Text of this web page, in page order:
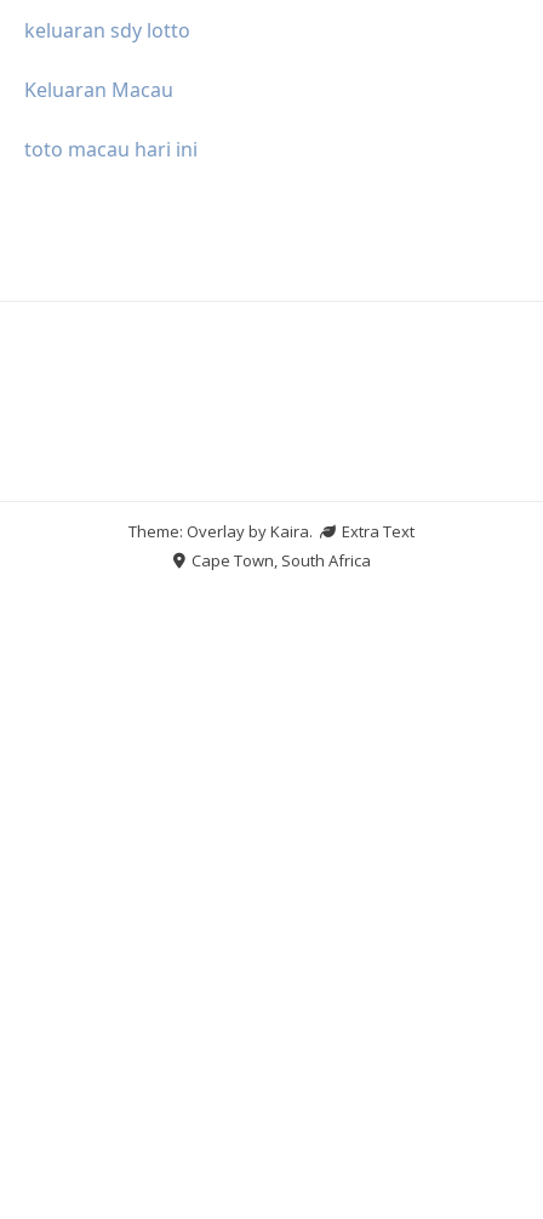
keluaran sdy lotto
Keluaran Macau
toto macau hari ini
Theme: Overlay byKaira.
Extra Text
Cape Town, South Africa